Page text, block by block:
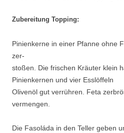
Zubereitung Topping:
Pinienkerne in einer Pfanne ohne
zer-
stoßen. Die frischen Kräuter klein
Pinienkernen und vier Esslöffeln
Olivenöl gut verrühren. Feta
vermengen.
Die Fasoláda in den Teller geben